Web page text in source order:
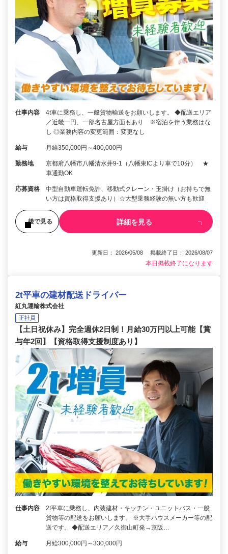
仕事内容
4t車に乗務し、一般貨物輸送をお願いします。 ◆配送エリア
／近畿一円、一部名古屋方面もあり ※宿泊を伴う業務はな
し ◎業務内容の変更範囲：変更なし
給与 月給350,000円～400,000円
勤務地
京都府八幡市八幡清水井9-1（八幡東ICより車で10分） ★
車通勤OK
応募資格
中型自動車運転免許、移動式クレーン・玉掛け（お持ちで無
い方は資格取得支援あり）☆大型乗務経験の無い方も歓迎
後で見る 詳細を見る
更新日： 2026/05/08 掲載終了日： 2026/08/07
本日掲載終了になります
2t平車の建材配送ドライバー
紅丸運輸株式会社
正社員
【土日祝休み】完全週休2日制！月給30万円以上可能【賞
与年2回】【資格取得支援制度あり】
仕事内容
2t平車に乗務し、内装建材・キッチン・ユニットバス・一般
貨物等の配送をお願いします。 ※大手ハウスメーカー等の配
送です。 ◆配送エリア／久御山町発→京阪…
給与 月給300,000円～330,000円